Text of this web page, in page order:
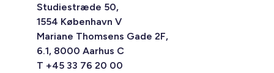
Studiestræde 50,
1554 København V
Mariane Thomsens Gade 2F,
6.1, 8000 Aarhus C
T +45 33 76 20 00